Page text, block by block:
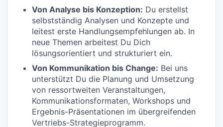
Von Analyse bis Konzeption: Du erstellst
selbstständig Analysen und Konzepte und
leitest erste Handlungsempfehlungen ab. In
neue Themen arbeitest Du Dich
lösungsorientiert und strukturiert ein.
Von Kommunikation bis Change: Bei uns
unterstützt Du die Planung und Umsetzung
von ressortweiten Veranstaltungen,
Kommunikationsformaten, Workshops und
Ergebnis-Präsentationen im übergreifenden
Vertriebs-Strategieprogramm.